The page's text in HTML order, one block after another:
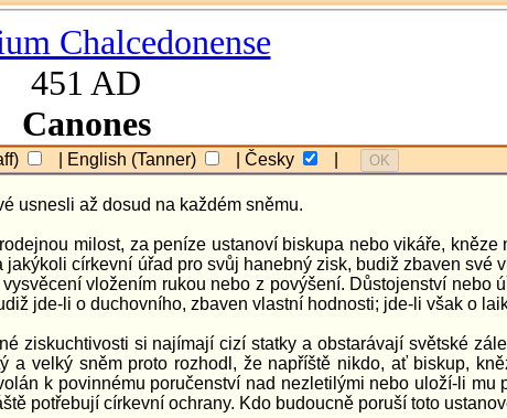
Chalcedonense
451 AD
Canones
| English (Tanner) | Česky OK
usnesli až dosud na každém sněmu.
milost, za peníze ustanoví biskupa nebo vikáře,
církevní úřad pro svůj hanebný zisk, budiž zbaven své
vložením rukou nebo z povýšení. Důstojenství nebo
jde-li o duchovního, zbaven vlastní hodnosti; jde-li však o
ziskuchtivosti si najímají cizí statky a obstarávají světské
velký sněm proto rozhodl, že napříště nikdo, ať biskup,
k povinnému poručenství nad nezletilými nebo uloží-li mu
potřebují církevní ochrany. Kdo budoucně poruší toto